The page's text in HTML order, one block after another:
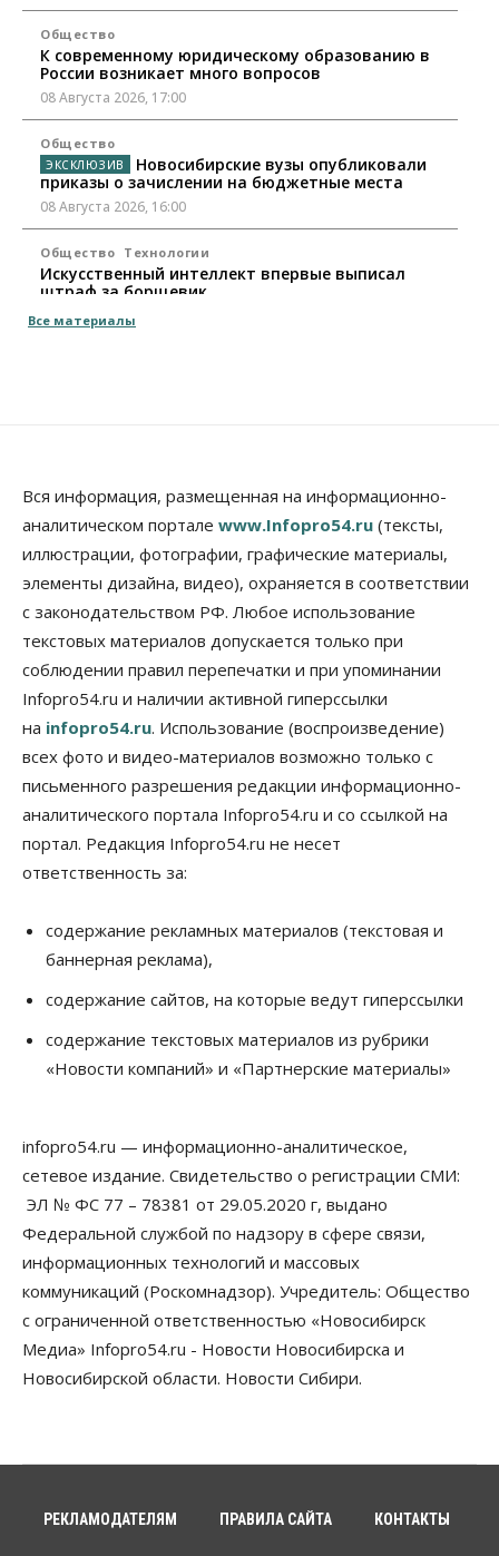
Общество
К современному юридическому образованию в
России возникает много вопросов
08 Августа 2026, 17:00
Общество
Новосибирские вузы опубликовали
приказы о зачислении на бюджетные места
08 Августа 2026, 16:00
Общество Технологии
Искусственный интеллект впервые выписал
штраф за борщевик
08 Августа 2026, 15:00
Детские центры Новосибирска
перегибают с «педагогикой успеха», считает
психолог
08 Августа 2026, 11:00
Общество
Союз продавцов маркетплейсов
обратился в правительство РФ из-за атак на WB
08 Августа 2026, 10:00
Общество
Новосибирцы будут получать квитанции за ЖКУ
по-новому
08 Августа 2026, 09:00
Бизнес
В Новосибирской области резко
сократился грузооборот в автоперевозках
07 Августа 2026, 19:00
Общество
В Новосибирске прошёл митинг
против нового закона о памятниках
Бизнес
В аэропорту Толмачёво завершены работы по
бетонированию рулежных дорожек
Бизнес Недвижимость Общество
дома по упрощенной схеме
07 Августа 2026, 16:00
Власть Право&Порядок
Роспотребнадзор изъял почти полторы тонны
мяса в Новосибирской области
07 Августа 2026, 15:00
Финансы
Расходы новосибирцев на спорт выросли на 40%
Все материалы
Вся информация, размещенная на информационно-
аналитическом портале www.Infopro54.ru (тексты,
иллюстрации, фотографии, графические материалы,
элементы дизайна, видео), охраняется в соответствии
с законодательством РФ. Любое использование
текстовых материалов допускается только при
соблюдении правил перепечатки и при упоминании
Infopro54.ru и наличии активной гиперссылки
на infopro54.ru. Использование (воспроизведение)
всех фото и видео-материалов возможно только с
письменного разрешения редакции информационно-
аналитического портала Infopro54.ru и со ссылкой на
портал. Редакция Infopro54.ru не несет
ответственность за:
содержание рекламных материалов (текстовая и
баннерная реклама),
содержание сайтов, на которые ведут гиперссылки
содержание текстовых материалов из рубрики
«Новости компаний» и «Партнерские материалы»
infopro54.ru — информационно-аналитическое,
сетевое издание. Свидетельство о регистрации СМИ:
ЭЛ № ФС 77 – 78381 от 29.05.2020 г, выдано
Федеральной службой по надзору в сфере связи,
информационных технологий и массовых
коммуникаций (Роскомнадзор). Учредитель: Общество
с ограниченной ответственностью «Новосибирск
Медиа» Infopro54.ru - Новости Новосибирска и
Новосибирской области. Новости Сибири.
РЕКЛАМОДАТЕЛЯМ ПРАВИЛА САЙТА КОНТАКТЫ